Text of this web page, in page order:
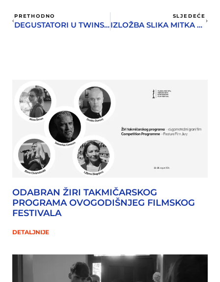
PRETHODNO
DEGUSTATORI U TWINSU
SLJEDEĆE
IZLOŽBA SLIKA MITKA BULAJIĆA U GRADSKOJ GALERIJI
ODABRAN ŽIRI TAKMIČARSKOG
PROGRAMA OVOGODIŠNJEG FILMSKOG
FESTIVALA
DETALJNIJE